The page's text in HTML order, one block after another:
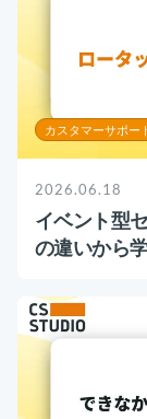
カスタマーサポー
2026.06.18
イベント型
の違いから